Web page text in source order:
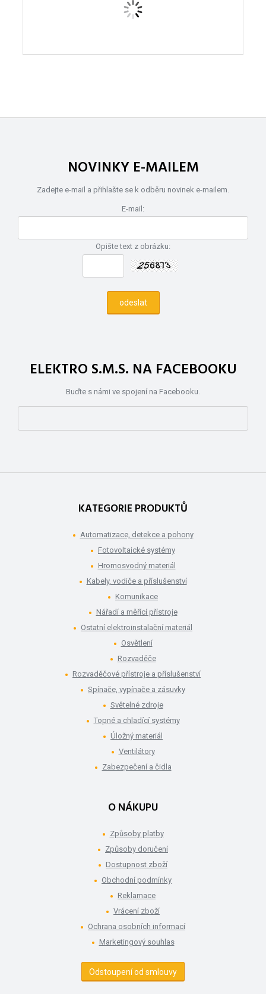
NOVINKY E-MAILEM
Zadejte e-mail a přihlašte se k odběru novinek e-mailem.
E-mail:
Opište text z obrázku:
ELEKTRO S.M.S. NA FACEBOOKU
Buďte s námi ve spojení na Facebooku.
KATEGORIE PRODUKTŮ
Automatizace, detekce a pohony
Fotovoltaické systémy
Hromosvodný materiál
Kabely, vodiče a příslušenství
Komunikace
Nářadí a měřící přístroje
Ostatní elektroinstalační materiál
Osvětlení
Rozvaděče
Rozvaděčové přístroje a příslušenství
Spínače, vypínače a zásuvky
Světelné zdroje
Topné a chladící systémy
Úložný materiál
Ventilátory
Zabezpečení a čidla
O NÁKUPU
Způsoby platby
Způsoby doručení
Dostupnost zboží
Obchodní podmínky
Reklamace
Vrácení zboží
Ochrana osobních informací
Marketingový souhlas
Odstoupení od smlouvy